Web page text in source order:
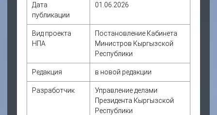
Дата
публикации
01.06.2026
Вид проекта
НПА
Постановление Кабинета
Министров Кыргызской
Республики
Редакция в новой редакции
Разработчик
Управление делами
Президента Кыргызской
Республики